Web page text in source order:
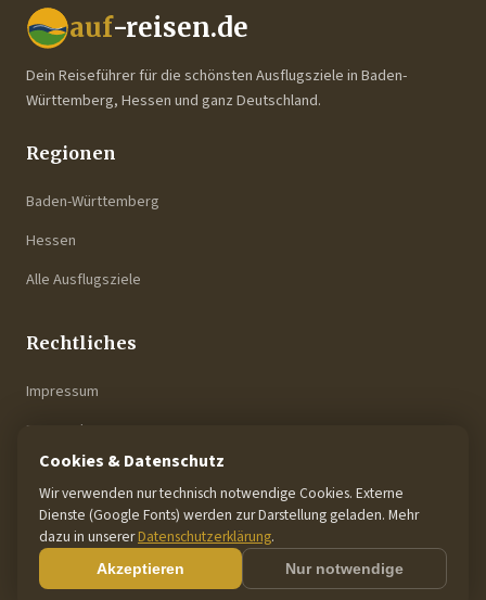
auf-reisen.de
Dein Reiseführer für die schönsten Ausflugsziele in Baden-
Württemberg, Hessen und ganz Deutschland.
Regionen
Baden-Württemberg
Hessen
Alle Ausflugsziele
Rechtliches
Impressum
Datenschutz
Über uns
© 2026 auf-reisen.de. Alle Rechte vorbehalten.
Mit Liebe gemacht in Baden-Württemberg
Cookies & Datenschutz
Wir verwenden nur technisch notwendige Cookies. Externe
Dienste (Google Fonts) werden zur Darstellung geladen. Mehr
dazu in unsererDatenschutzerklärung.
Akzeptieren Nur notwendige